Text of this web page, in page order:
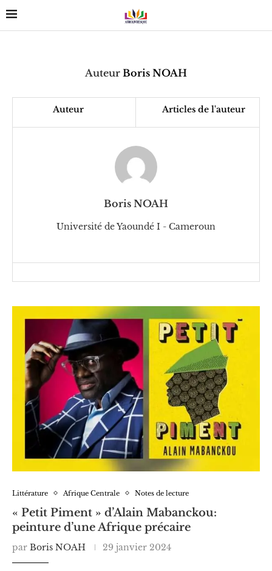
Auteur Boris NOAH
Auteur Articles de l'auteur
Boris NOAH
Université de Yaoundé I - Cameroun
Littérature Afrique Centrale Notes de lecture
« Petit Piment » d’Alain Mabanckou:
peinture d’une Afrique précaire
par Boris NOAH 29 janvier 2024